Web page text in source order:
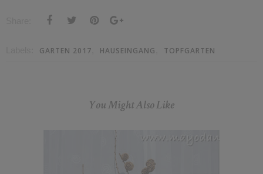
GARTEN 2017 HAUSEINGANG TOPFGARTEN
You Might Also Like